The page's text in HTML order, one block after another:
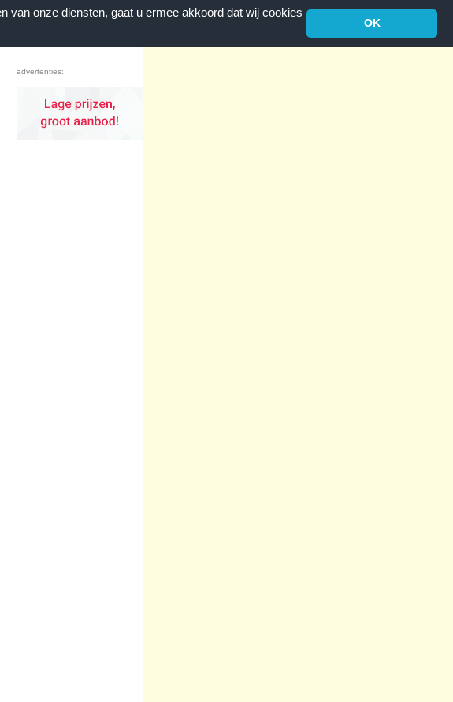
van onze diensten, gaat u ermee akkoord dat wij cookies
OK
advertenties: